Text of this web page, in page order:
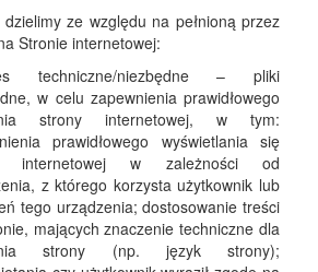
dzielimy ze względu na pełnioną przez
Stronie internetowej:
techniczne/niezbędne – pliki
w celu zapewnienia prawidłowego
strony internetowej, w tym:
prawidłowego wyświetlania się
internetowej w zależności od
z którego korzysta użytkownik lub
tego urządzenia; dostosowanie treści
mających znaczenie techniczne dla
strony (np. język strony);